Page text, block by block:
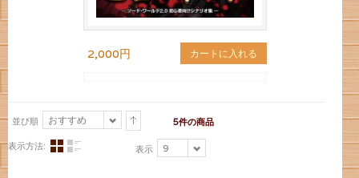
2,000円 カートに入れる
並び順 おすすめ 5件の商品
表示方法: 表示 9